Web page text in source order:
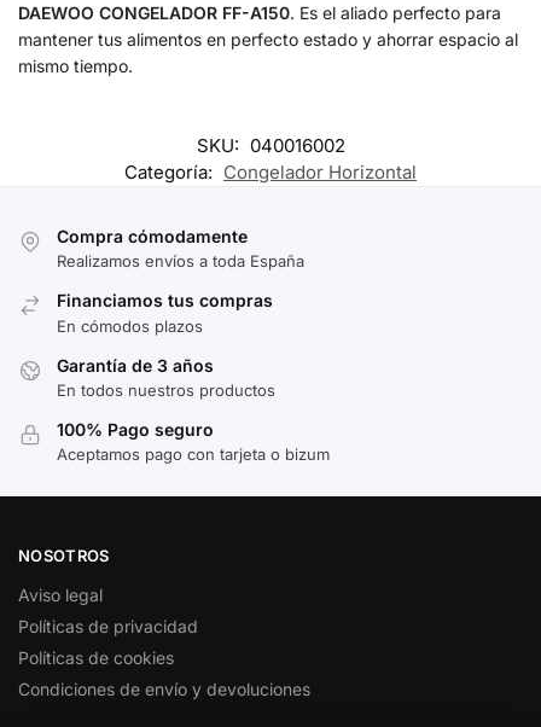
DAEWOO CONGELADOR FF-A150. Es el aliado perfecto para
mantener tus alimentos en perfecto estado y ahorrar espacio al
mismo tiempo.
SKU: 040016002
Categoría: Congelador Horizontal
Compra cómodamente
Realizamos envíos a toda España
Financiamos tus compras
En cómodos plazos
Garantía de 3 años
En todos nuestros productos
100% Pago seguro
Aceptamos pago con tarjeta o bizum
NOSOTROS
Aviso legal
Políticas de privacidad
Políticas de cookies
Condiciones de envío y devoluciones